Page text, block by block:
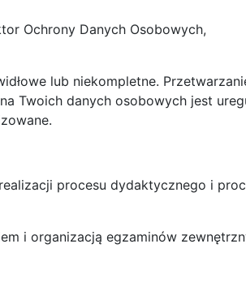
Ochrony Danych Osobowych,
lub niekompletne.
Twoich danych osobowych jest
procesu dydaktycznego i
i organizacją egzaminów